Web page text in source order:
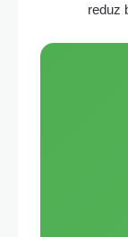
reduz